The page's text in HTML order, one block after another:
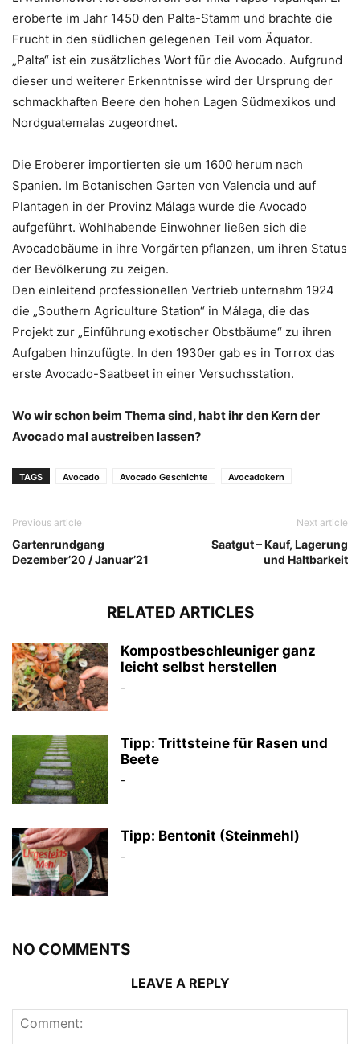
eroberte im Jahr 1450 den Palta-Stamm und brachte die
Frucht in den südlichen gelegenen Teil vom Äquator.
„Palta“ ist ein zusätzliches Wort für die Avocado. Aufgrund
dieser und weiterer Erkenntnisse wird der Ursprung der
schmackhaften Beere den hohen Lagen Südmexikos und
Nordguatemalas zugeordnet.
Die Eroberer importierten sie um 1600 herum nach
Spanien. Im Botanischen Garten von Valencia und auf
Plantagen in der Provinz Málaga wurde die Avocado
aufgeführt. Wohlhabende Einwohner ließen sich die
Avocadobäume in ihre Vorgärten pflanzen, um ihren Status
der Bevölkerung zu zeigen.
Den einleitend professionellen Vertrieb unternahm 1924
die „Southern Agriculture Station“ in Málaga, die das
Projekt zur „Einführung exotischer Obstbäume“ zu ihren
Aufgaben hinzufügte. In den 1930er gab es in Torrox das
erste Avocado-Saatbeet in einer Versuchsstation.
Wo wir schon beim Thema sind, habt ihr den Kern der
Avocado mal austreiben lassen?
TAGS Avocado Avocado Geschichte Avocadokern
Previous article
Gartenrundgang
Dezember’20 / Januar’21
Next article
Saatgut – Kauf, Lagerung
und Haltbarkeit
RELATED ARTICLES
Kompostbeschleuniger ganz
leicht selbst herstellen
-
Tipp: Trittsteine für Rasen und
Beete
-
Tipp: Bentonit (Steinmehl)
-
NO COMMENTS
LEAVE A REPLY